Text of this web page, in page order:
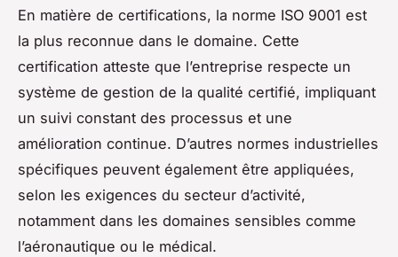
En matière de certifications, la norme ISO 9001 est
la plus reconnue dans le domaine. Cette
certification atteste que l’entreprise respecte un
système de gestion de la qualité certifié, impliquant
un suivi constant des processus et une
amélioration continue. D’autres normes industrielles
spécifiques peuvent également être appliquées,
selon les exigences du secteur d’activité,
notamment dans les domaines sensibles comme
l’aéronautique ou le médical.